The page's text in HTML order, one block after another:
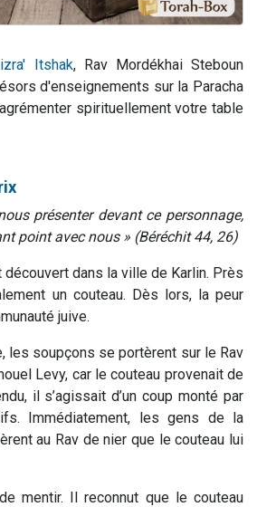
Itshak, Rav Mordékhai Steboun
d'enseignements sur la Paracha
spirituellement votre table
présenter devant ce personnage,
point avec nous » (Béréchit 44, 26)
découvert dans la ville de Karlin. Près
un couteau. Dès lors, la peur
juive.
les soupçons se portèrent sur le Rav
Levy, car le couteau provenait de
il s’agissait d’un coup monté par
Immédiatement, les gens de la
au Rav de nier que le couteau lui
mentir. Il reconnut que le couteau